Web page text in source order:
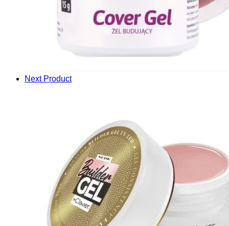
Next Product